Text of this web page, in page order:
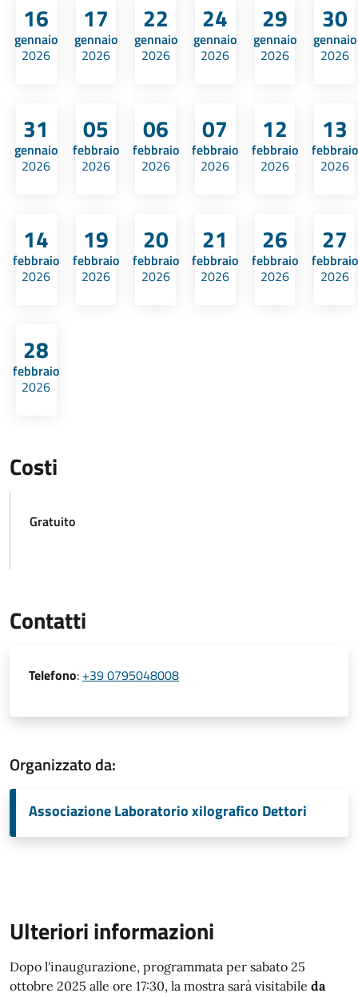
16
gennaio
2026
17
gennaio
2026
22
gennaio
2026
24
gennaio
2026
29
gennaio
2026
30
gennaio
2026
31
gennaio
2026
05
febbraio
2026
06
febbraio
2026
07
febbraio
2026
12
febbraio
2026
13
febbraio
2026
14
febbraio
2026
19
febbraio
2026
20
febbraio
2026
21
febbraio
2026
26
febbraio
2026
27
febbraio
2026
28
febbraio
2026
Costi
Gratuito
Contatti
Telefono: +39 0795048008
Organizzato da:
Associazione Laboratorio xilografico Dettori
Ulteriori informazioni
Dopo l'inaugurazione, programmata per sabato 25
ottobre 2025 alle ore 17:30, la mostra sarà visitabile da